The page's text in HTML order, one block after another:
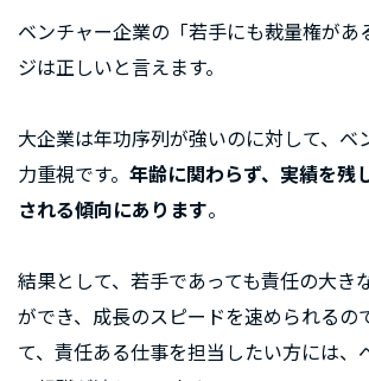
ベンチャー企業の「若手にも裁量権があ
ジは正しいと言えます。
大企業は年功序列が強いのに対して、ベ
力重視です。 年齢に関わらず、実績を残
される傾向にあります。
結果として、若手であっても責任の大き
ができ、成長のスピードを速められるの
て、責任ある仕事を担当したい方には、